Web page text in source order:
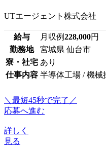
UTエージェント株式会社
給与 月収例228,000円
勤務地
宮城県 仙台市
寮・社宅 あり
仕事内容 半導体工場 / 機械
＼最短45秒で完了／
応募へ進む
詳しく
見る